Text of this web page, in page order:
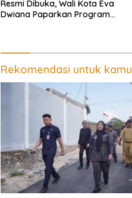
Resmi Dibuka, Wali Kota Eva
Dwiana Paparkan Program
Rekomendasi untuk kamu